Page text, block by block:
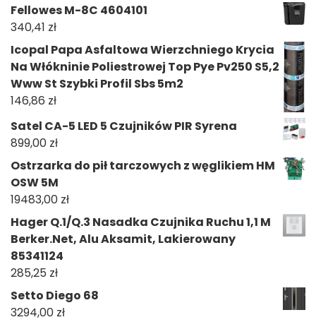
Fellowes M-8C 4604101
340,41 zł
Icopal Papa Asfaltowa Wierzchniego Krycia
Na Włókninie Poliestrowej Top Pye Pv250 S5,2
Www St Szybki Profil Sbs 5m2
146,86 zł
Satel CA-5 LED 5 Czujników PIR Syrena
899,00 zł
Ostrzarka do pił tarczowych z węglikiem HM
OSW 5M
19483,00 zł
Hager Q.1/Q.3 Nasadka Czujnika Ruchu 1,1 M
Berker.Net, Alu Aksamit, Lakierowany
85341124
285,25 zł
Setto Diego 68
3294,00 zł